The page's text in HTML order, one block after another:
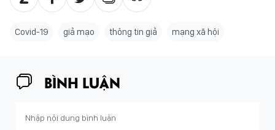
Covid-19 giả mạo thông tin giả mạng xã hội
BÌNH LUẬN